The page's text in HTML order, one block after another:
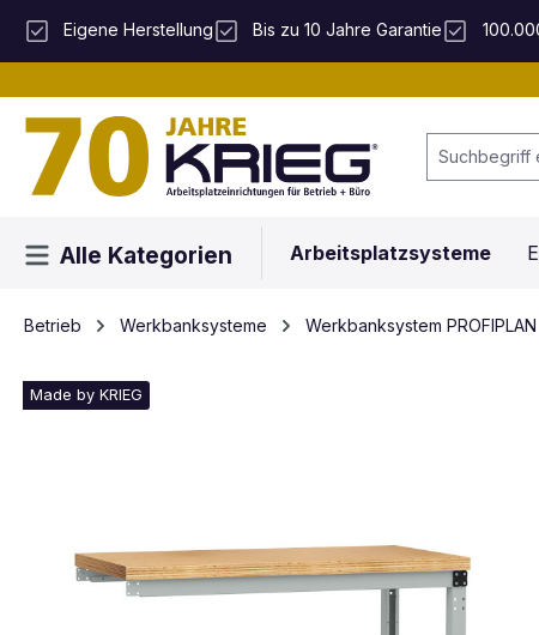
Hauptinhalt springen
Zur Suche springen
Zur Hauptnavigation springen
Eigene Herstellung Bis zu 10 Jahre Garantie
Alle Kategorien Arbeitsplatzsysteme
Betrieb Werkbanksysteme Werkbanksystem PROFIPLAN
Made by KRIEG